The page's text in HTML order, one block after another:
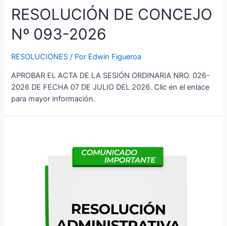
RESOLUCIÓN DE CONCEJO
Nº 093-2026
RESOLUCIONES / Por Edwin Figueroa
APROBAR EL ACTA DE LA SESIÓN ORDINARIA NRO. 026-
2026 DE FECHA 07 DE JULIO DEL 2026. Clic en el enlace
para mayor información.